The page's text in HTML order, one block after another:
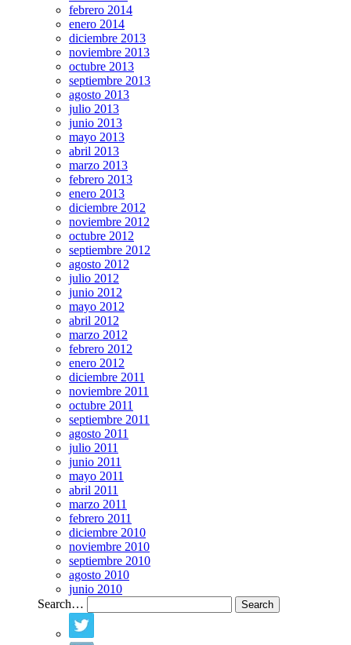
febrero 2014
enero 2014
diciembre 2013
noviembre 2013
octubre 2013
septiembre 2013
agosto 2013
julio 2013
junio 2013
mayo 2013
abril 2013
marzo 2013
febrero 2013
enero 2013
diciembre 2012
noviembre 2012
octubre 2012
septiembre 2012
agosto 2012
julio 2012
junio 2012
mayo 2012
abril 2012
marzo 2012
febrero 2012
enero 2012
diciembre 2011
noviembre 2011
octubre 2011
septiembre 2011
agosto 2011
julio 2011
junio 2011
mayo 2011
abril 2011
marzo 2011
febrero 2011
diciembre 2010
noviembre 2010
septiembre 2010
agosto 2010
junio 2010
Search…